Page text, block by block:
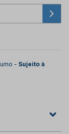
- Sujeito à